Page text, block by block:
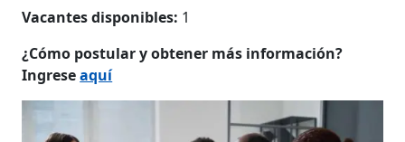
Vacantes disponibles: 1
¿Cómo postular y obtener más información?
Ingreseaquí